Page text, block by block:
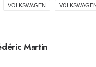
VOLKSWAGEN
Martin